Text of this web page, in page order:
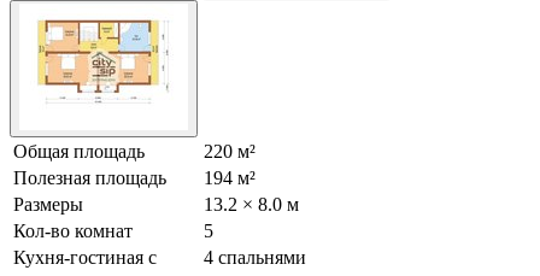
Общая площадь
220 м²
Полезная площадь
194 м²
Размеры
13.2 × 8.0 м
Кол-во комнат
5
Кухня-гостиная с
4 спальнями